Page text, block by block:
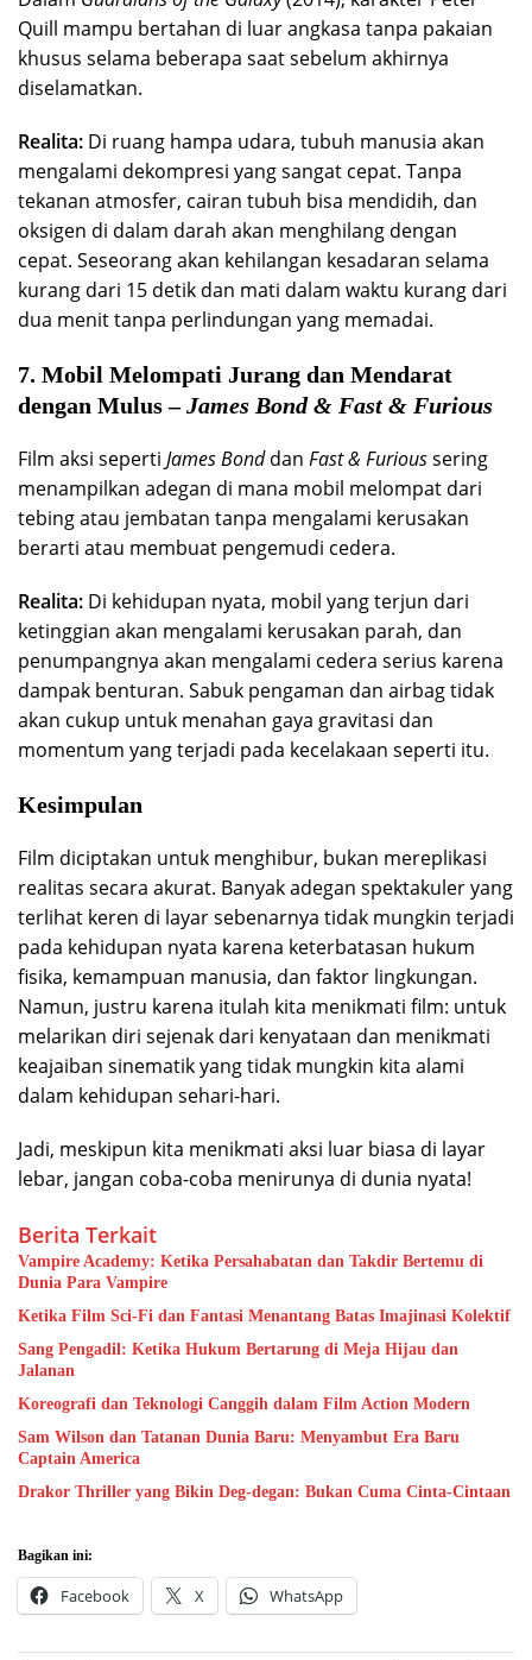
Quill mampu bertahan di luar angkasa tanpa pakaian
khusus selama beberapa saat sebelum akhirnya
diselamatkan.
Realita: Di ruang hampa udara, tubuh manusia akan
mengalami dekompresi yang sangat cepat. Tanpa
tekanan atmosfer, cairan tubuh bisa mendidih, dan
oksigen di dalam darah akan menghilang dengan
cepat. Seseorang akan kehilangan kesadaran selama
kurang dari 15 detik dan mati dalam waktu kurang dari
dua menit tanpa perlindungan yang memadai.
7. Mobil Melompati Jurang dan Mendarat
dengan Mulus –James Bond & Fast & Furious
Film aksi seperti James Bonddan Fast & Furioussering
menampilkan adegan di mana mobil melompat dari
tebing atau jembatan tanpa mengalami kerusakan
berarti atau membuat pengemudi cedera.
Realita: Di kehidupan nyata, mobil yang terjun dari
ketinggian akan mengalami kerusakan parah, dan
penumpangnya akan mengalami cedera serius karena
dampak benturan. Sabuk pengaman dan airbag tidak
akan cukup untuk menahan gaya gravitasi dan
momentum yang terjadi pada kecelakaan seperti itu.
Kesimpulan
Film diciptakan untuk menghibur, bukan mereplikasi
realitas secara akurat. Banyak adegan spektakuler yang
terlihat keren di layar sebenarnya tidak mungkin terjadi
pada kehidupan nyata karena keterbatasan hukum
fisika, kemampuan manusia, dan faktor lingkungan.
Namun, justru karena itulah kita menikmati film: untuk
melarikan diri sejenak dari kenyataan dan menikmati
keajaiban sinematik yang tidak mungkin kita alami
dalam kehidupan sehari-hari.
Jadi, meskipun kita menikmati aksi luar biasa di layar
lebar, jangan coba-coba menirunya di dunia nyata!
Berita Terkait
Vampire Academy: Ketika Persahabatan dan Takdir Bertemu di
Dunia Para Vampire
Ketika Film Sci-Fi dan Fantasi Menantang Batas Imajinasi Kolektif
Sang Pengadil: Ketika Hukum Bertarung di Meja Hijau dan
Jalanan
Koreografi dan Teknologi Canggih dalam Film Action Modern
Sam Wilson dan Tatanan Dunia Baru: Menyambut Era Baru
Captain America
Drakor Thriller yang Bikin Deg-degan: Bukan Cuma Cinta-Cintaan
Bagikan ini:
Facebook X WhatsApp